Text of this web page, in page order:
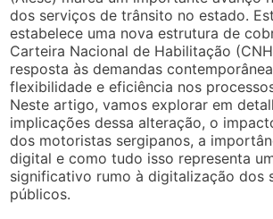
dos serviços de trânsito no estado.
estabelece uma nova estrutura de
Carteira Nacional de Habilitação
resposta às demandas
flexibilidade e eficiência nos
Neste artigo, vamos explorar em
implicações dessa alteração, o
dos motoristas sergipanos, a
digital e como tudo isso representa
significativo rumo à digitalização dos
públicos.